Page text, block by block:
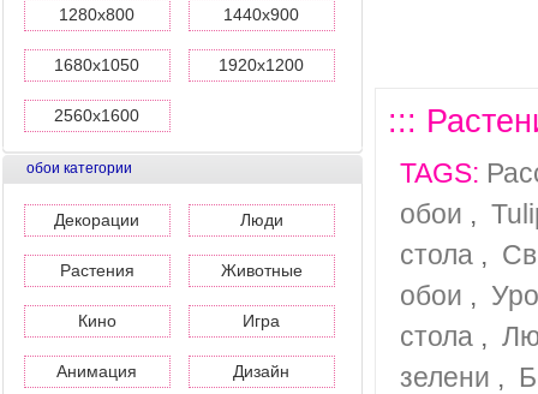
1280x800 1440x900
1680x1050 1920x1200
2560x1600
обои категории
Декорации Люди
Растения Животные
Кино Игра
Анимация Дизайн
:::
TAGS:
обои ,
стола ,
обои ,
стола ,
зелени ,